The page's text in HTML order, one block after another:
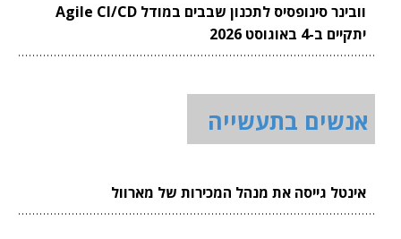
וובינר סינופסיס לתכנון שבבים במודל Agile CI/CD
יתקיים ב-4 באוגוסט 2026
אנשים בתעשייה
אינטל גייסה את מנהל המכירות של מארוול